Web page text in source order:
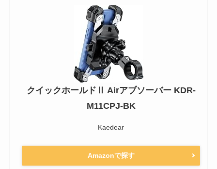
クイックホールドⅡ Airアブソーバー KDR-
M11CPJ-BK
Kaedear
Amazonで探す